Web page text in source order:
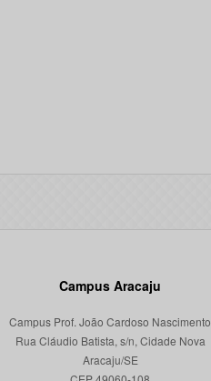
Campus Aracaju
Campus Prof. João Cardoso Nascimento
Rua Cláudio Batista, s/n, Cidade Nova
Aracaju/SE